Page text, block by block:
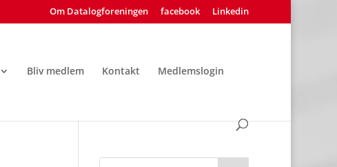
Om Datalogforeningen facebook Linkedin
Bliv medlem Kontakt Medlemslogin